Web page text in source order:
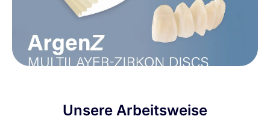
Unsere Arbeitsweise